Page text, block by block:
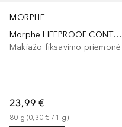
MORPHE
Morphe LIFEPROOF CONTINUOUS SETTING MIST INTL
Makiažo fiksavimo priemonė
23,99 €
80 g (0,30 € / 1 g)